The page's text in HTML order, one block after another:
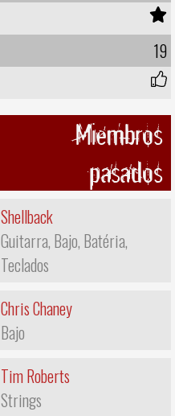
19
Miembros
pasados
Shellback
Guitarra, Bajo, Batéria,
Teclados
Chris Chaney
Bajo
Tim Roberts
Strings